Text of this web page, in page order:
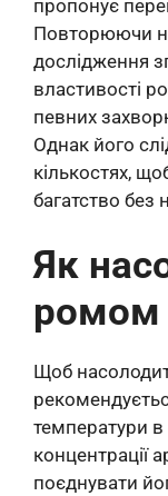
пропонує
Повторюючи
дослідження
властивості
певних
Однак його
кількостях,
багатство без
Як
ромом
Щоб
температури в
концентрації
поєднувати